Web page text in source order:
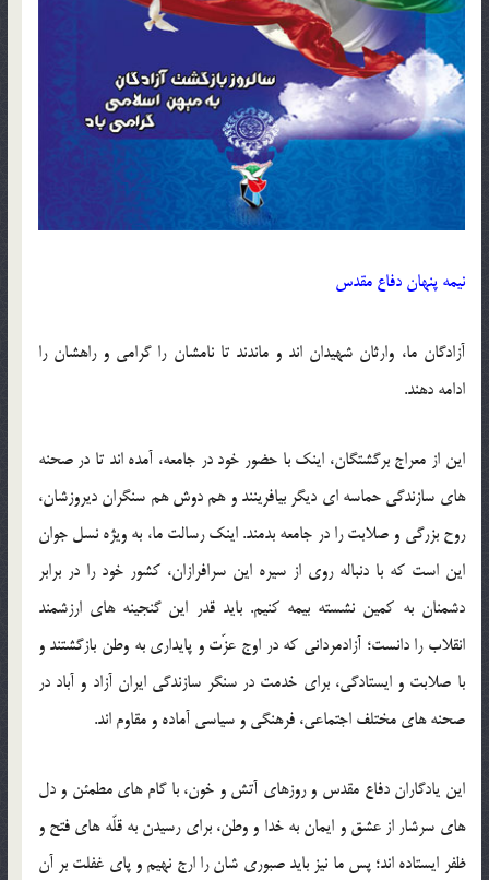
نیمه پنهان دفاع مقدس
آزادگان ما، وارثان شهیدان اند و ماندند تا نامشان را گرامی و راهشان را
ادامه دهند.
این از معراج برگشتگان، اینک با حضور خود در جامعه، آمده اند تا در صحنه
های سازندگی حماسه ای دیگر بیافرینند و هم دوش هم سنگران دیروزشان،
روح بزرگی و صلابت را در جامعه بدمند. اینک رسالت ما، به ویژه نسل جوان
این است که با دنباله روی از سیره این سرافرازان، کشور خود را در برابر
دشمنان به کمین نشسته بیمه کنیم. باید قدر این گنجینه های ارزشمند
انقلاب را دانست؛ آزادمردانی که در اوج عزّت و پایداری به وطن بازگشتند و
با صلابت و ایستادگی، برای خدمت در سنگر سازندگی ایران آزاد و آباد در
صحنه های مختلف اجتماعی، فرهنگی و سیاسی آماده و مقاوم اند.
این یادگاران دفاع مقدس و روزهای آتش و خون، با گام های مطمئن و دل
های سرشار از عشق و ایمان به خدا و وطن، برای رسیدن به قلّه های فتح و
ظفر ایستاده اند؛ پس ما نیز باید صبوری شان را ارج نهیم و پای غفلت بر آن